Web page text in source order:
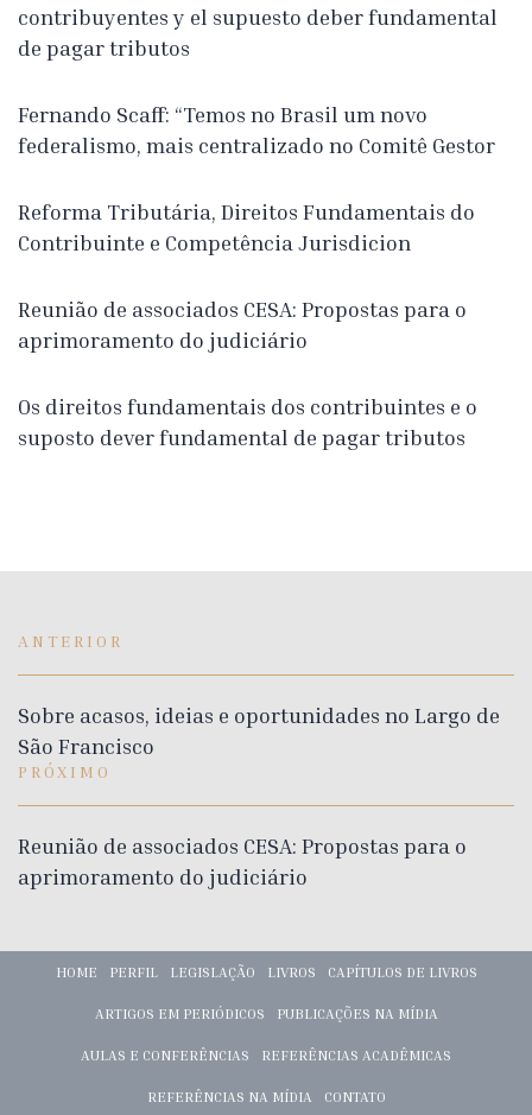
contribuyentes y el supuesto deber fundamental
de pagar tributos
Fernando Scaff: “Temos no Brasil um novo
federalismo, mais centralizado no Comitê Gestor
Reforma Tributária, Direitos Fundamentais do
Contribuinte e Competência Jurisdicion
Reunião de associados CESA: Propostas para o
aprimoramento do judiciário
Os direitos fundamentais dos contribuintes e o
suposto dever fundamental de pagar tributos
ANTERIOR
Sobre acasos, ideias e oportunidades no Largo de
São Francisco
PRÓXIMO
Reunião de associados CESA: Propostas para o
aprimoramento do judiciário
HOME PERFIL LEGISLAÇÃO LIVROS CAPÍTULOS DE LIVROS
ARTIGOS EM PERIÓDICOS PUBLICAÇÕES NA MÍDIA
AULAS E CONFERÊNCIAS REFERÊNCIAS ACADÊMICAS
REFERÊNCIAS NA MÍDIA CONTATO